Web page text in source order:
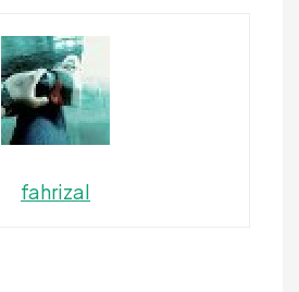
fahrizal